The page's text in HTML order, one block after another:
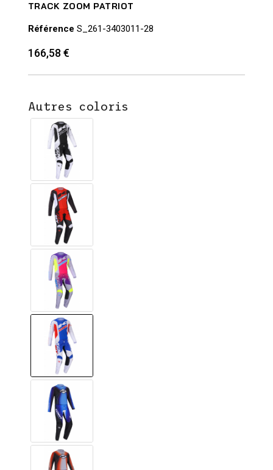
TRACK ZOOM PATRIOT
Référence S_261-3403011-28
166,58 €
Autres coloris